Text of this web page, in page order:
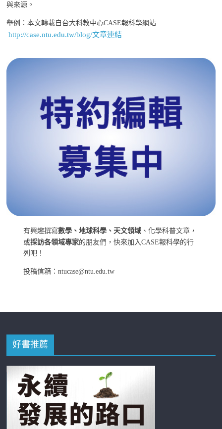
與來源。
舉例：本文轉載自台大科教中心CASE報科學網站
http://case.ntu.edu.tw/blog/文章連結
有興趣撰寫數學、地球科學、天文領域 、化學科普文章，
或採訪各領域專家的朋友們，快來加入CASE報科學的行
列吧！
投稿信箱：ntucase@ntu.edu.tw
好書推薦